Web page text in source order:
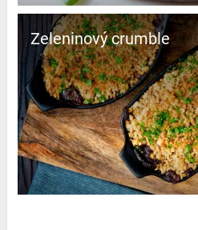
Zeleninový crumble